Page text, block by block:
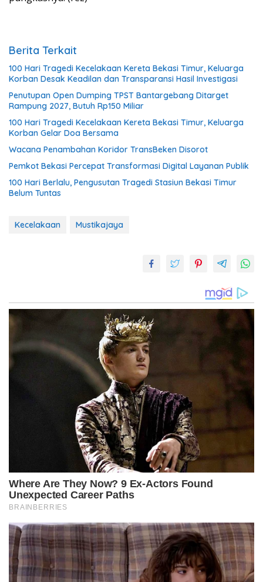
Berita Terkait
100 Hari Tragedi Kecelakaan Kereta Bekasi Timur, Keluarga
Korban Desak Keadilan dan Transparansi Hasil Investigasi
Penutupan Open Dumping TPST Bantargebang Ditarget
Rampung 2027, Butuh Rp150 Miliar
100 Hari Tragedi Kecelakaan Kereta Bekasi Timur, Keluarga
Korban Gelar Doa Bersama
Wacana Penambahan Koridor TransBeken Disorot
Pemkot Bekasi Percepat Transformasi Digital Layanan Publik
100 Hari Berlalu, Pengusutan Tragedi Stasiun Bekasi Timur
Belum Tuntas
Kecelakaan Mustikajaya